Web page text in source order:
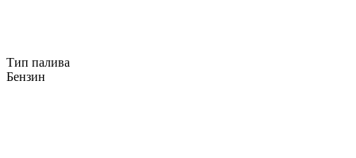
Тип палива
Бензин